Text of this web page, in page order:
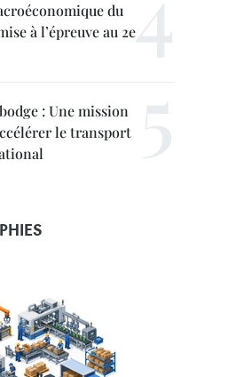
du
à l’épreuve au 2e
: Une mission
le transport